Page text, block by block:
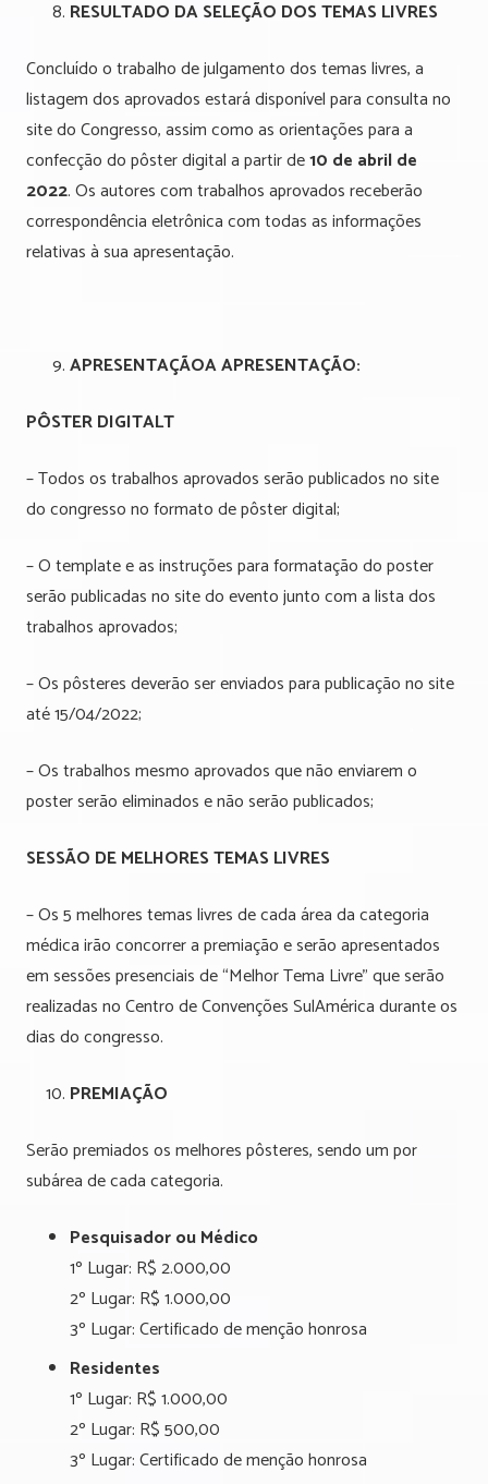
RESULTADO DA SELEÇÃO DOS TEMAS LIVRES
Concluído o trabalho de julgamento dos temas livres, a
listagem dos aprovados estará disponível para consulta no
site do Congresso, assim como as orientações para a
confecção do pôster digital a partir de10 de abril de
2022. Os autores com trabalhos aprovados receberão
correspondência eletrônica com todas as informações
relativas à sua apresentação.
APRESENTAÇÃOA APRESENTAÇÃO:
PÔSTER DIGITALT
– Todos os trabalhos aprovados serão publicados no site
do congresso no formato de pôster digital;
– O template e as instruções para formatação do poster
serão publicadas no site do evento junto com a lista dos
trabalhos aprovados;
– Os pôsteres deverão ser enviados para publicação no site
até 15/04/2022;
– Os trabalhos mesmo aprovados que não enviarem o
poster serão eliminados e não serão publicados;
SESSÃO DE MELHORES TEMAS LIVRES
– Os 5 melhores temas livres de cada área da categoria
médica irão concorrer a premiação e serão apresentados
em sessões presenciais de “Melhor Tema Livre” que serão
realizadas no Centro de Convenções SulAmérica durante os
dias do congresso.
PREMIAÇÃO
Serão premiados os melhores pôsteres, sendo um por
subárea de cada categoria.
Pesquisador ou Médico
1º Lugar: R$ 2.000,00
2º Lugar: R$ 1.000,00
3º Lugar: Certificado de menção honrosa
Residentes
1º Lugar: R$ 1.000,00
2º Lugar: R$ 500,00
3º Lugar: Certificado de menção honrosa